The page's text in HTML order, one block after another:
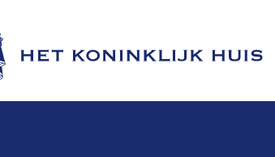
van Het Koninklijk Huis